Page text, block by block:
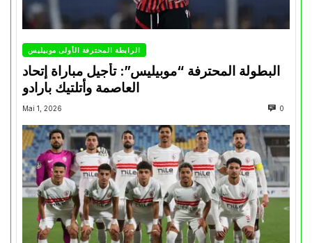
الرابطة المحترفة الأولى موبيليس
البطولة المحترفة “موبيليس”: تأجيل مباراة إتحاد
العاصمة وأتلتيك بارادو
Mai 1, 2026 0